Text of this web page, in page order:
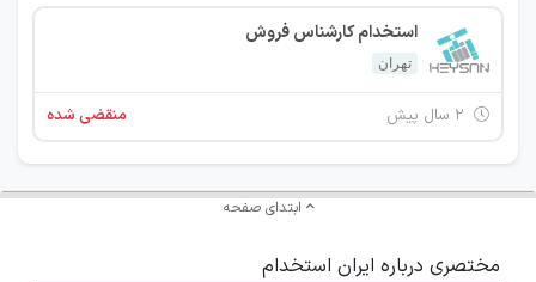
استخدام کارشناس فروش
تهران
منقضی شده
ابتدای صفحه
مختصری درباره ایران استخدام